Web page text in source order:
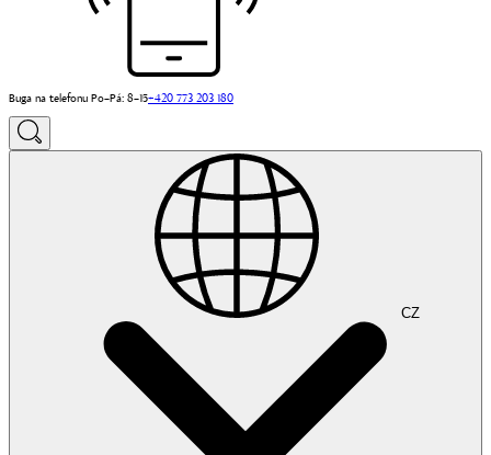
Buga na telefonu Po–Pá: 8–15+420 773 203 180
CZ